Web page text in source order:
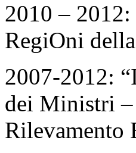
2010 –
RegiOni
2007-2012:
dei Ministri
Rilevamento